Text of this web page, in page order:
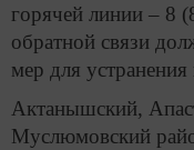
горячей линии – 8
обратной связи
мер для
Актанышский,
Муслюмовский